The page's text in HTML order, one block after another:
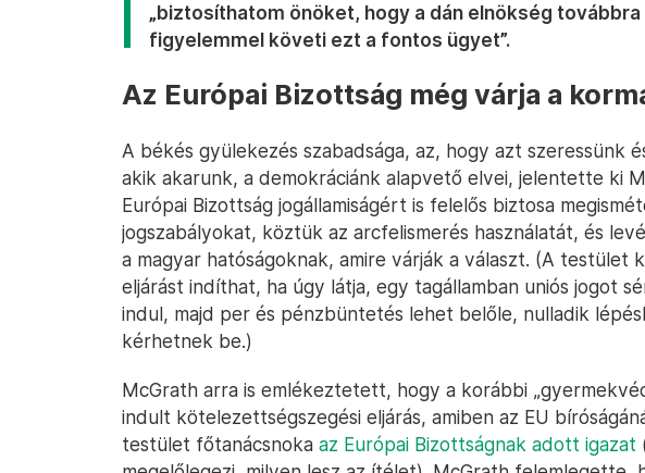
„biztosíthatom önöket, hogy a dán elnökség továbbra
figyelemmel követi ezt a fontos ügyet”.
Az Európai Bizottság még várja a
A békés gyülekezés szabadsága, az, hogy azt szeressünk
akik akarunk, a demokráciánk alapvető elvei, jelentette ki
Európai Bizottság jogállamiságért is felelős biztosa
jogszabályokat, köztük az arcfelismerés használatát, és
a magyar hatóságoknak, amire várják a választ. (A testület
eljárást indíthat, ha úgy látja, egy tagállamban uniós jogot
indul, majd per és pénzbüntetés lehet belőle, nulladik
kérhetnek be.)
McGrath arra is emlékeztetett, hogy a korábbi
indult kötelezettségszegési eljárás, amiben az EU
testület főtanácsnoka az Európai Bizottságnak adott igazat